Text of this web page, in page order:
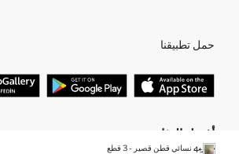
جوارب نسائي قطن قصير - 3 قطع
+4
حمل تطبيقنا
أفضل الفئات